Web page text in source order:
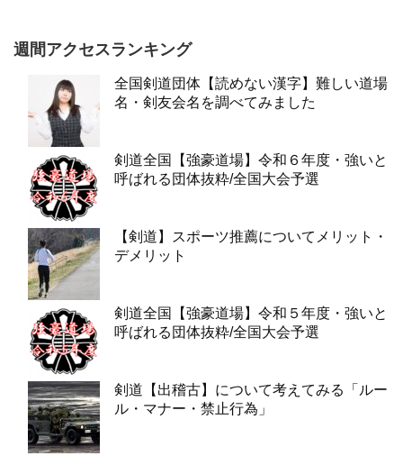
週間アクセスランキング
全国剣道団体【読めない漢字】難しい道場
名・剣友会名を調べてみました
剣道全国【強豪道場】令和６年度・強いと
呼ばれる団体抜粋/全国大会予選
【剣道】スポーツ推薦についてメリット・
デメリット
剣道全国【強豪道場】令和５年度・強いと
呼ばれる団体抜粋/全国大会予選
剣道【出稽古】について考えてみる「ルー
ル・マナー・禁止行為」